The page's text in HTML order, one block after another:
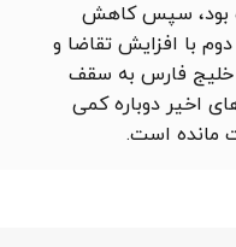
بود، سپس کاهش
با افزایش تقاضا و
قیمت میلگرد 16 آتیه خلیج فارس به سقف
اخیر دوباره کمی
مانده است.